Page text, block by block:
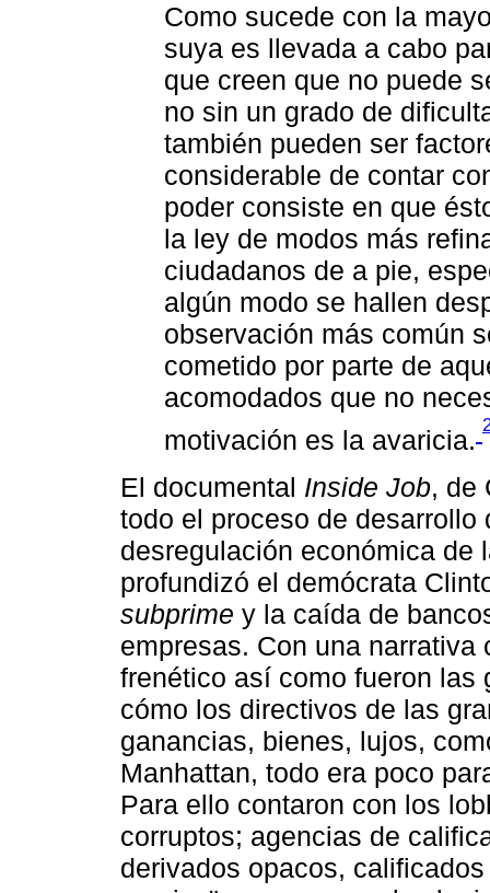
Como sucede con la
suya es llevada a cabo
que creen que no puede
no sin un grado de
también pueden ser
considerable de contar
poder consiste en que
la ley de modos más
ciudadanos de a pie,
algún modo se hallen
observación más común
cometido por parte de
acomodados que no
motivación es la avaricia.
El documental Inside Job, de
todo el proceso de
desregulación económica de
profundizó el demócrata
subprime y la caída de
empresas. Con una
frenético así como fueron las
cómo los directivos de las
ganancias, bienes, lujos,
Manhattan, todo era poco
Para ello contaron con los
corruptos; agencias de
derivados opacos,